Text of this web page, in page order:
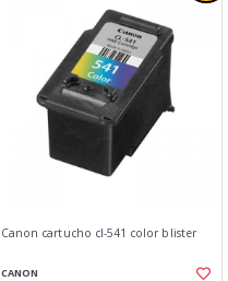
Canon cartucho cl-541 color blister
CANON